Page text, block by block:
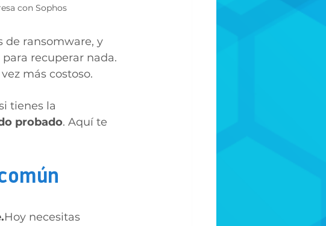
con Sophos
de ransomware, y
recuperar nada.
más costoso.
tienes la
probado. Aquí te
Hoy necesitas